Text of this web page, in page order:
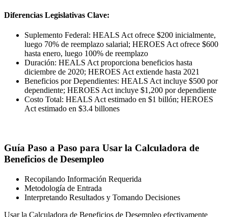
Diferencias Legislativas Clave:
Suplemento Federal: HEALS Act ofrece $200 inicialmente,
luego 70% de reemplazo salarial; HEROES Act ofrece $600
hasta enero, luego 100% de reemplazo
Duración: HEALS Act proporciona beneficios hasta
diciembre de 2020; HEROES Act extiende hasta 2021
Beneficios por Dependientes: HEALS Act incluye $500 por
dependiente; HEROES Act incluye $1,200 por dependiente
Costo Total: HEALS Act estimado en $1 billón; HEROES
Act estimado en $3.4 billones
Guía Paso a Paso para Usar la Calculadora de
Beneficios de Desempleo
Recopilando Información Requerida
Metodología de Entrada
Interpretando Resultados y Tomando Decisiones
Usar la Calculadora de Beneficios de Desempleo efectivamente